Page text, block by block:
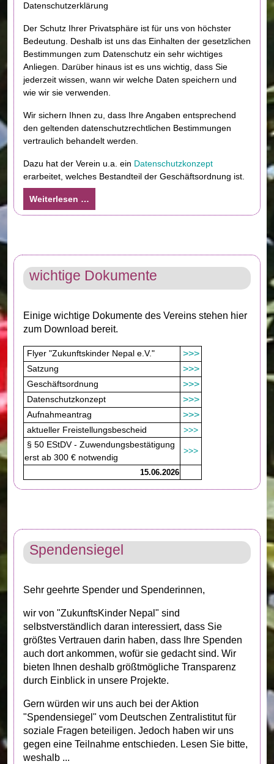
Datenschutzerklärung
Der Schutz Ihrer Privatsphäre ist für uns von höchster
Bedeutung. Deshalb ist uns das Einhalten der gesetzlichen
Bestimmungen zum Datenschutz ein sehr wichtiges
Anliegen. Darüber hinaus ist es uns wichtig, dass Sie
jederzeit wissen, wann wir welche Daten speichern und
wie wir sie verwenden.
Wir sichern Ihnen zu, dass Ihre Angaben entsprechend
den geltenden datenschutzrechtlichen Bestimmungen
vertraulich behandelt werden.
Dazu hat der Verein u.a. ein Datenschutzkonzept
erarbeitet, welches Bestandteil der Geschäftsordnung ist.
Weiterlesen …
wichtige Dokumente
Einige wichtige Dokumente des Vereins stehen hier
zum Download bereit.
Flyer "Zukunftskinder Nepal e.V." >>>
Satzung >>>
Geschäftsordnung >>>
Datenschutzkonzept >>>
Aufnahmeantrag >>>
aktueller Freistellungsbescheid
>>>
§ 50 EStDV - Zuwendungsbestätigung
erst ab 300 € notwendig
>>>
15.06.2026
Spendensiegel
Sehr geehrte Spender und Spenderinnen,
wir von "ZukunftsKinder Nepal" sind
selbstverständlich daran interessiert, dass Sie
größtes Vertrauen darin haben, dass Ihre Spenden
auch dort ankommen, wofür sie gedacht sind. Wir
bieten Ihnen deshalb größtmögliche Transparenz
durch Einblick in unsere Projekte.
Gern würden wir uns auch bei der Aktion
"Spendensiegel" vom Deutschen Zentralistitut für
soziale Fragen beteiligen. Jedoch haben wir uns
gegen eine Teilnahme entschieden. Lesen Sie bitte,
weshalb ...